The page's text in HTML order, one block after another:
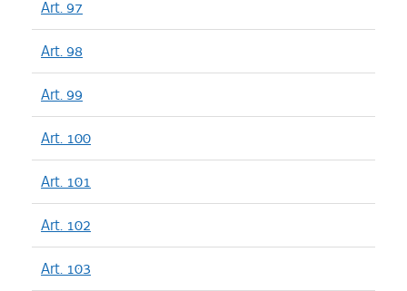
Art. 97
Art. 98
Art. 99
Art. 100
Art. 101
Art. 102
Art. 103